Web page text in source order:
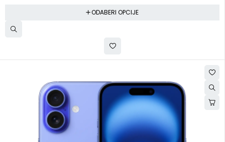
ODABERI OPCIJE